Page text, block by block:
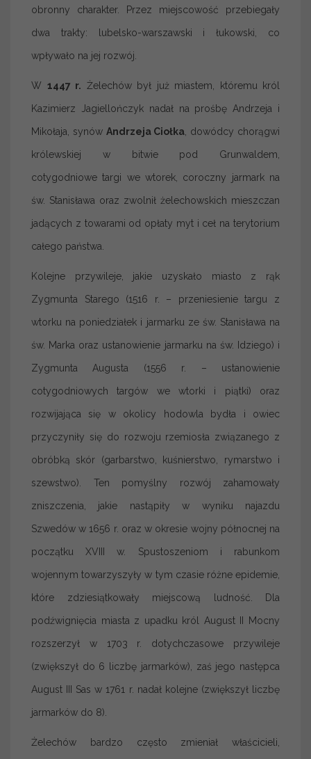
obronny charakter. Przez miejscowość przebiegały
dwa trakty: lubelsko-warszawski i łukowski, co
wpływało na jej rozwój.
W 1447 r. Żelechów był już miastem, któremu król
Kazimierz Jagiellończyk nadał na prośbę Andrzeja i
Mikołaja, synów Andrzeja Ciołka , dowódcy chorągwi
królewskiej w bitwie pod Grunwaldem,
cotygodniowe targi we wtorek, coroczny jarmark na
św. Stanisława oraz zwolnił żelechowskich mieszczan
jadących z towarami od opłaty myt i ceł na terytorium
całego państwa.
Kolejne przywileje, jakie uzyskało miasto z rąk
Zygmunta Starego (1516 r. – przeniesienie targu z
wtorku na poniedziałek i jarmarku ze św. Stanisława na
św. Marka oraz ustanowienie jarmarku na św. Idziego) i
Zygmunta Augusta (1556 r. – ustanowienie
cotygodniowych targów we wtorki i piątki) oraz
rozwijająca się w okolicy hodowla bydła i owiec
przyczyniły się do rozwoju rzemiosła związanego z
obróbką skór (garbarstwo, kuśnierstwo, rymarstwo i
szewstwo). Ten pomyślny rozwój zahamowały
zniszczenia, jakie nastąpiły w wyniku najazdu
Szwedów w 1656 r. oraz w okresie wojny północnej na
początku XVIII w. Spustoszeniom i rabunkom
wojennym towarzyszyły w tym czasie różne epidemie,
które zdziesiątkowały miejscową ludność. Dla
podźwignięcia miasta z upadku król August II Mocny
rozszerzył w 1703 r. dotychczasowe przywileje
(zwiększył do 6 liczbę jarmarków), zaś jego następca
August III Sas w 1761 r. nadał kolejne (zwiększył liczbę
jarmarków do 8).
Żelechów bardzo często zmieniał właścicieli,